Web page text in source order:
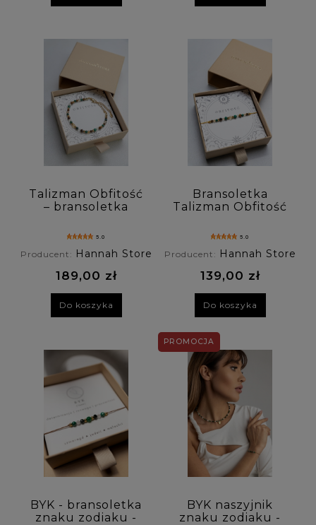
Talizman Obfitość
– bransoletka
cytrynu,
malachitu
5.0
Producent: Hannah Store
189,00 zł
Do koszyka
Bransoletka
Talizman Obfitość
malachitu i
5.0
Producent: Hannah Store
139,00 zł
Do koszyka
BYK - bransoletka
znaku zodiaku -
BYK naszyjnik
znaku zodiaku -
PROMOCJA